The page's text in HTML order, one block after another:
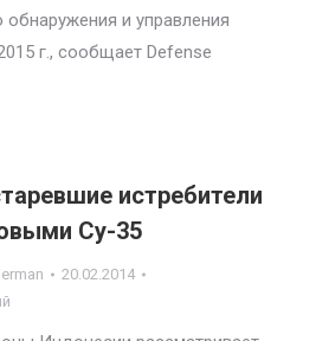
обнаружения и управления
г., сообщает Defense
истребители
Су-35
20.02.2014